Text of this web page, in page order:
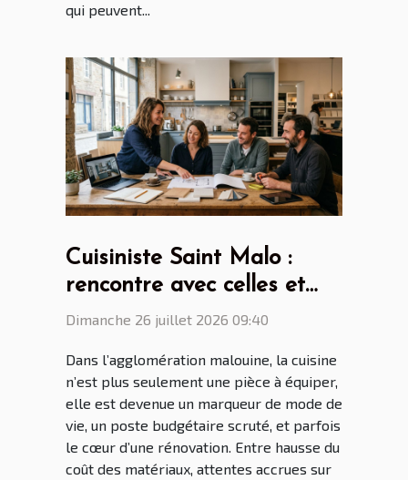
qui peuvent...
Cuisiniste Saint Malo :
rencontre avec celles et
ceux qui transforment nos
Dimanche 26 juillet 2026 09:40
Dans l’agglomération malouine, la cuisine
n’est plus seulement une pièce à équiper,
elle est devenue un marqueur de mode de
vie, un poste budgétaire scruté, et parfois
le cœur d’une rénovation. Entre hausse du
coût des matériaux, attentes accrues sur